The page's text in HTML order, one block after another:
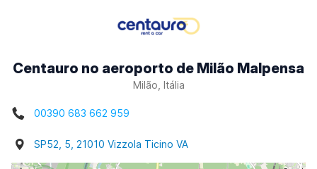
Centauro no aeroporto de Milão Malpensa
Milão, Itália
00390 683 662 959
SP52, 5, 21010 Vizzola Ticino VA